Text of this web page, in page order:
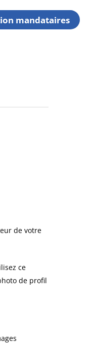
mandataires
de votre
ce
de profil